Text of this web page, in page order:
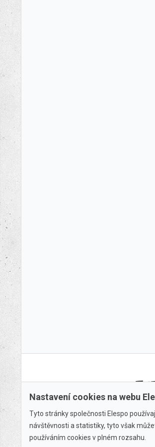
Nastavení cookies na webu
Tyto stránky společnosti Elespo
návštěvnosti a statistiky, tyto však
používáním cookies v plném rozsahu.